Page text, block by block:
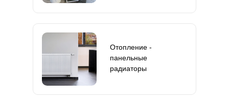
Отопление -
панельные
радиаторы